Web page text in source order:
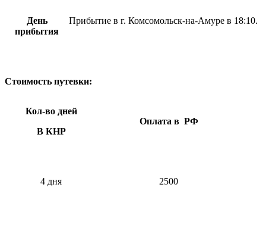
День
прибытия
Прибытие в г. Комсомольск-на-Амуре в 18:10.
Стоимость путевки:
Кол-во дней
В КНР
Оплата в РФ
4 дня 2500